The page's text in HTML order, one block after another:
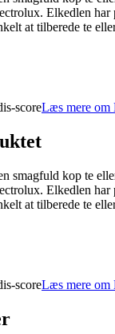
Elkedlen har
at tilberede te
scoreLæs mere om
smagfuld kop te
Elkedlen har
at tilberede te
scoreLæs mere om